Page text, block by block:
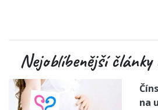
Nejoblíbenější
na